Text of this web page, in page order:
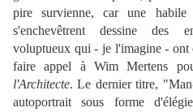
pire survienne, car une habile
s'enchevêtrent dessine des
voluptueux qui - je l'imagine - ont
faire appel à Wim Mertens
l'Architecte. Le dernier titre,
autoportrait sous forme